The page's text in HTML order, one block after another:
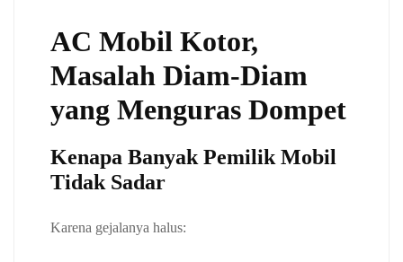
AC Mobil Kotor,
Masalah Diam-Diam
yang Menguras Dompet
Kenapa Banyak Pemilik Mobil
Tidak Sadar
Karena gejalanya halus: